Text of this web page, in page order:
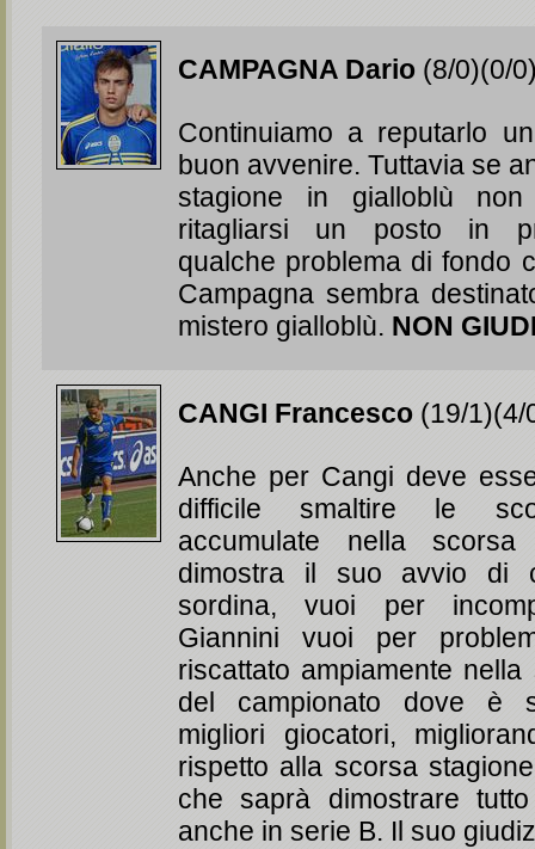
CAMPAGNA Dario (8/0)(0/
Continuiamo a reputarlo
buon avvenire. Tuttavia se
stagione in gialloblù
ritagliarsi un posto in
qualche problema di fondo
Campagna sembra
mistero gialloblù. NON
CANGI Francesco (19/1)(4/
Anche per Cangi deve
difficile smaltire le
accumulate nella
dimostra il suo avvio di
sordina, vuoi per
Giannini vuoi per
riscattato ampiamente
del campionato dove è
migliori giocatori,
rispetto alla scorsa
che saprà dimostrare
anche in serie B. Il suo